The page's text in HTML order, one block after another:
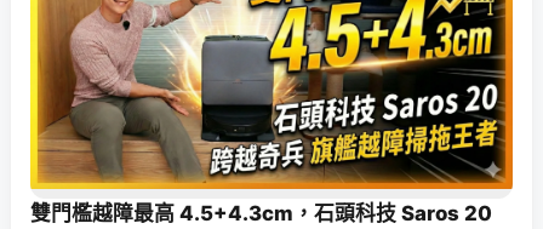
雙門檻越障最高 4.5+4.3cm，石頭科技 Saros 20